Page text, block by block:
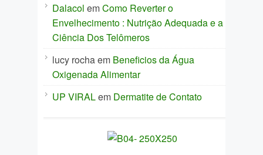
Dalacol emComo Reverter o
Envelhecimento : Nutrição Adequada e a
Ciência Dos Telômeros
lucy rochaem Beneficios da Água
Oxigenada Alimentar
UP VIRALem Dermatite de Contato